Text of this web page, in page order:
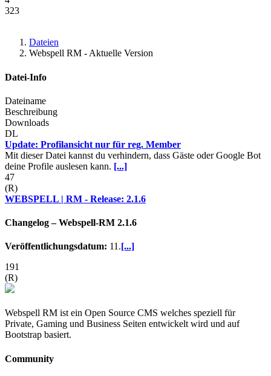
323
Dateien
Webspell RM - Aktuelle Version
Datei-Info
Dateiname
Beschreibung
Downloads
DL
Update: Profilansicht nur für reg. Member
Mit dieser Datei kannst du verhindern, dass Gäste oder Google Bot
deine Profile auslesen kann. [...]
47
(R)
WEBSPELL | RM - Release: 2.1.6
Changelog – Webspell-RM 2.1.6
Veröffentlichungsdatum: 11.[...]
191
(R)
Webspell RM ist ein Open Source CMS welches speziell für
Private, Gaming und Business Seiten entwickelt wird und auf
Bootstrap basiert.
Community